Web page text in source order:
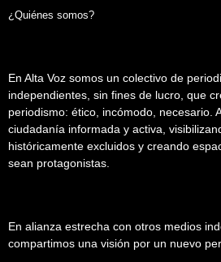
¿Quiénes somos?
En Alta Voz somos un colectivo de
independientes, sin fines de lucro, que
periodismo: ético, incómodo, necesario.
ciudadanía informada y activa,
históricamente excluidos y creando
sean protagonistas.
En alianza estrecha con otros medios
compartimos una visión por un nuevo